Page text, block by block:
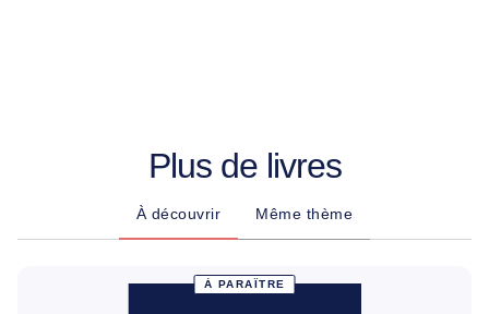
Plus de livres
À découvrir Même thème
À PARAÎTRE